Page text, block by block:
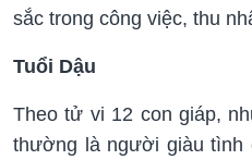
sắc trong công việc, thu
Tuổi Dậu
Theo tử vi 12 con giáp,
thường là người giàu tình